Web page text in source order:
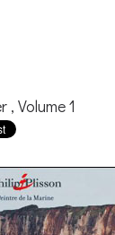
, Volume 1